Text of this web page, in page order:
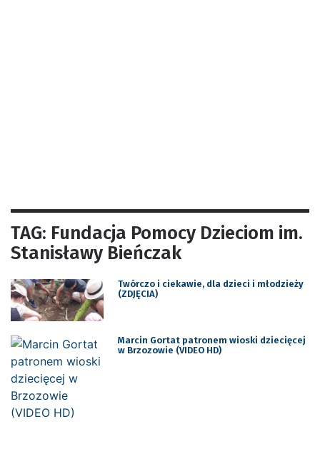
TAG: Fundacja Pomocy Dzieciom im.
Stanisławy Bieńczak
Twórczo i ciekawie, dla dzieci i młodzieży
(ZDJĘCIA)
Marcin Gortat patronem wioski dziecięcej
w Brzozowie (VIDEO HD)